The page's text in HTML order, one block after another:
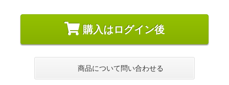
購入はログイン後
商品について問い合わせる